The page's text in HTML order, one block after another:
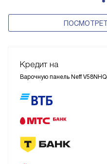
Кредит на
Варочную панель Neff